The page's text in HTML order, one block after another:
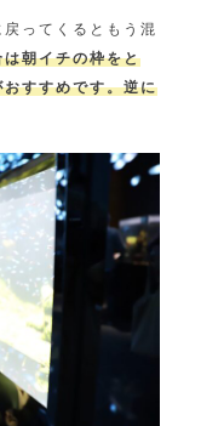
ってくるともう混
朝イチの枠をと
すすめです。逆に